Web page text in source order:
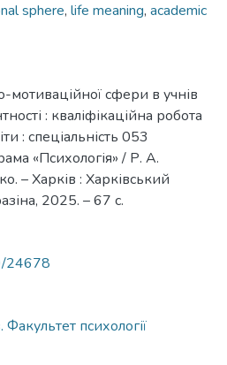
sphere, life meaning, academic
мотиваційної сфери в учнів
: кваліфікаційна робота
: спеціальність 053
«Психологія» / Р. А.
– Харків : Харківський
2025. – 67 с.
24678
Факультет психології